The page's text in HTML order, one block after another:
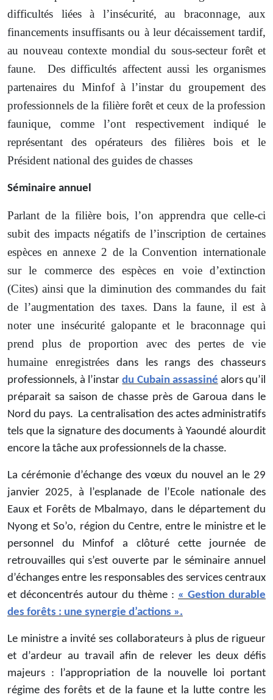
difficultés liées à l’insécurité, au braconnage, aux
financements insuffisants ou à leur décaissement tardif,
au nouveau contexte mondial du sous-secteur forêt et
faune. Des difficultés affectent aussi les organismes
partenaires du Minfof à l’instar du groupement des
professionnels de la filière forêt et ceux de la profession
faunique, comme l’ont respectivement indiqué le
représentant des opérateurs des filières bois et le
Président national des guides de chasses
Séminaire annuel
Parlant de la filière bois, l’on apprendra que celle-ci
subit des impacts négatifs de l’inscription de certaines
espèces en annexe 2 de la Convention internationale
sur le commerce des espèces en voie d’extinction
(Cites) ainsi que la diminution des commandes du fait
de l’augmentation des taxes. Dans la faune, il est à
noter une insécurité galopante et le braconnage qui
prend plus de proportion avec des pertes de vie
humaine enregistréesdans les rangs des chasseurs
professionnels, à l’instardu Cubain assassiné alors qu’il
préparait sa saison de chasse près de Garoua dans le
Nord du pays. La centralisation des actes administratifs
tels que la signature des documents à Yaoundé alourdit
encore la tâche aux professionnels de la chasse.
La cérémonie d’échange des vœux du nouvel an le 29
janvier 2025, à l’esplanade de l’Ecole nationale des
Eaux et Forêts de Mbalmayo, dans le département du
Nyong et So’o, région du Centre, entre le ministre et le
personnel du Minfof a clôturé cette journée de
retrouvailles qui s’est ouverte par le séminaire annuel
d’échanges entre les responsables des services centraux
et déconcentrés autour du thème : « Gestion durable
des forêts : une synergie d’actions ».
Le ministre a invité ses collaborateurs à plus de rigueur
et d’ardeur au travail afin de relever les deux défis
majeurs : l’appropriation de la nouvelle loi portant
régime des forêts et de la faune et la lutte contre les